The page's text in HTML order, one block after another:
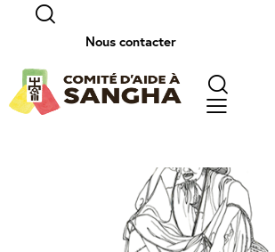
Nous contacter
Formation,
Mini-projets